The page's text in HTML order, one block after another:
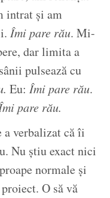
intrat și am
Îmi pare rău. Mi-
dar limita a
pulsează cu
Eu: Îmi pare rău.
pare rău.
a verbalizat că îi
Nu știu exact nici
normale și
O să vă